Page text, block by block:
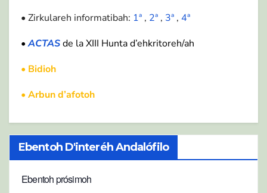
• Zirkulareh informatibah: 1ª , 2ª , 3ª , 4ª
•ACTASde la XIII Hunta d’ehkritoreh/ah
• Bidioh
• Arbun d’afotoh
Ebentoh D'interéh Andalófilo
Ebentoh prósimoh